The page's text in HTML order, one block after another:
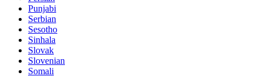
Punjabi
Serbian
Sesotho
Sinhala
Slovak
Slovenian
Somali